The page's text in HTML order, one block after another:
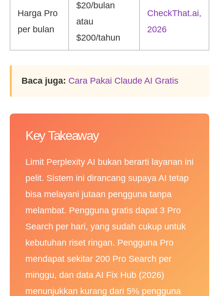
Harga Pro
per bulan
$20/bulan
atau
$200/tahun
CheckThat.ai,
2026
Baca juga: Cara Pakai Claude AI Gratis
Key Takeaway
Limit Perplexity AI bukan berarti layanan ini
pelit. Sistem ini dirancang supaya AI tetap
bisa melayani jutaan pengguna tanpa
melambat. Pengguna gratis dapat 3 Pro
Search per hari, yang sudah cukup untuk
kebutuhan riset ringan. Pengguna Pro
mendapat sekitar 200 Pro Search per
minggu, dan data AI Fix Hub (2026)
menunjukkan kurang dari 5% pengguna